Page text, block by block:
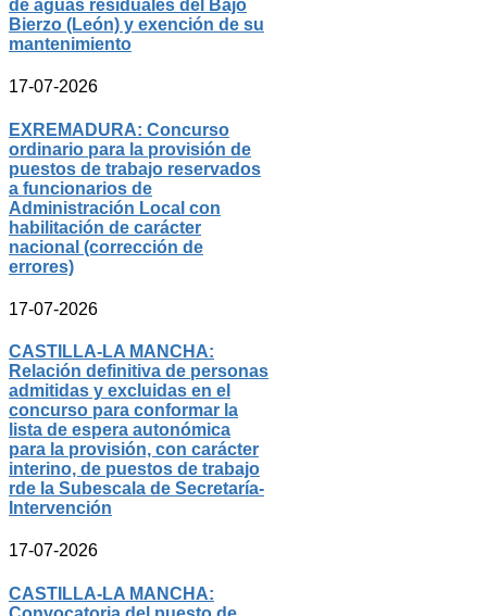
de aguas residuales del Bajo
Bierzo (León) y exención de su
mantenimiento
17-07-2026
EXREMADURA: Concurso
ordinario para la provisión de
puestos de trabajo reservados
a funcionarios de
Administración Local con
habilitación de carácter
nacional (corrección de
errores)
17-07-2026
CASTILLA-LA MANCHA:
Relación definitiva de personas
admitidas y excluidas en el
concurso para conformar la
lista de espera autonómica
para la provisión, con carácter
interino, de puestos de trabajo
rde la Subescala de Secretaría-
Intervención
17-07-2026
CASTILLA-LA MANCHA: